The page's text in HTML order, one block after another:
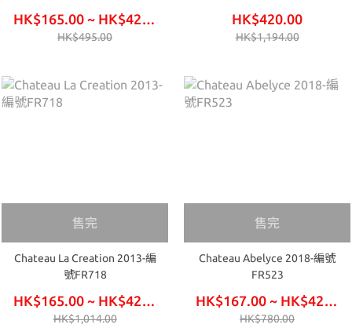
HK$165.00 ~ HK$420.00
HK$495.00
HK$420.00
HK$1,194.00
售完
Chateau La Creation 2013-編
號FR718
HK$165.00 ~ HK$420.00
HK$1,014.00
售完
Chateau Abelyce 2018-編號
FR523
HK$167.00 ~ HK$426.00
HK$780.00